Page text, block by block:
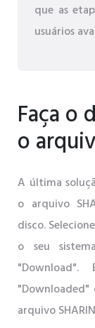
que as
usuários
Faça o
o
A última
o arquivo
disco.
o seu
arquivo